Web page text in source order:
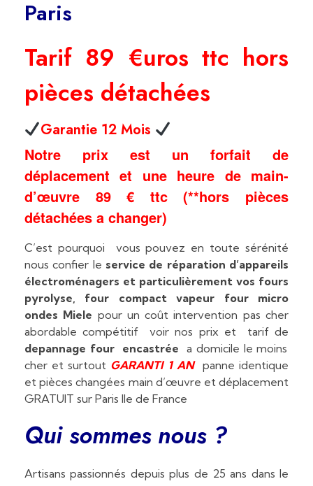
Paris
Tarif 89 €uros ttc hors
pièces détachées
Garantie 12 Mois
Notre prix est un forfait de
déplacement et une heure de main-
d’œuvre 89 € ttc (**hors pièces
détachées a changer)
C’est pourquoi vous pouvez en toute sérénité
nous confier le service de réparation d’appareils
électroménagers et particulièrement vos fours
pyrolyse, four compact vapeur four micro
ondes Miele pour un coût intervention pas cher
abordable compétitif voir nos prix et tarif de
depannage four encastréea domicile le moins
cher et surtout GARANTI 1 ANpanne identique
et pièces changées main d’œuvre et déplacement
GRATUIT sur Paris Ile de France
Qui sommes nous ?
Artisans passionnés depuis plus de 25 ans dans le